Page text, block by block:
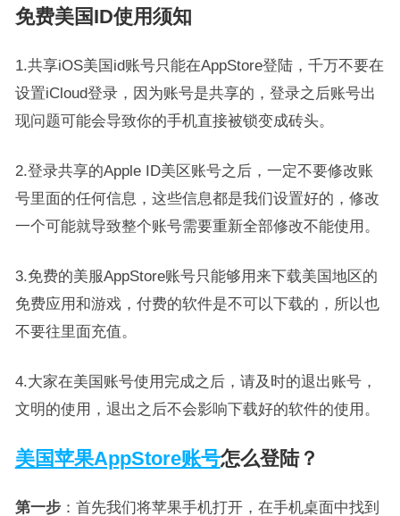
免费美国ID使用须知
1.共享iOS美国id账号只能在AppStore登陆，千万不要在
设置iCloud登录，因为账号是共享的，登录之后账号出
现问题可能会导致你的手机直接被锁变成砖头。
2.登录共享的Apple ID美区账号之后，一定不要修改账
号里面的任何信息，这些信息都是我们设置好的，修改
一个可能就导致整个账号需要重新全部修改不能使用。
3.免费的美服AppStore账号只能够用来下载美国地区的
免费应用和游戏，付费的软件是不可以下载的，所以也
不要往里面充值。
4.大家在美国账号使用完成之后，请及时的退出账号，
文明的使用，退出之后不会影响下载好的软件的使用。
美国苹果AppStore账号怎么登陆？
第一步：首先我们将苹果手机打开，在手机桌面中找到